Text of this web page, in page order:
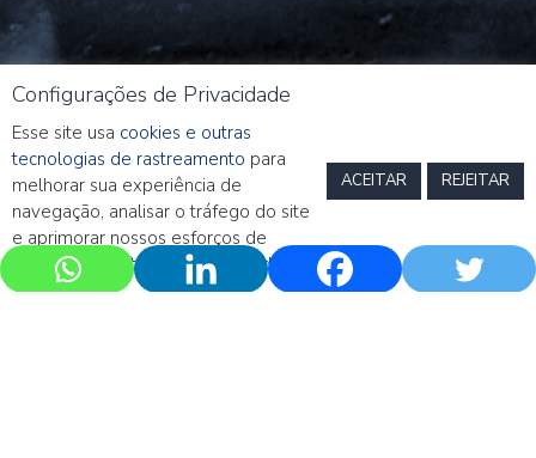
Configurações de Privacidade
Esse site usa cookies e outras
tecnologias de rastreamento para
melhorar sua experiência de
navegação, analisar o tráfego do site
e aprimorar nossos esforços de
marketing.
Política de Privacidade
ACEITAR REJEITAR